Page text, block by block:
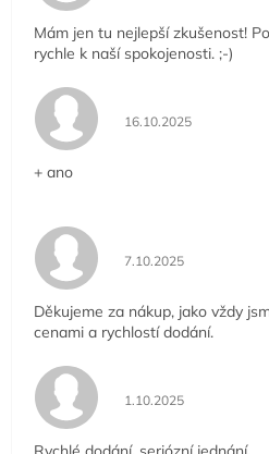
Mám jen tu nejlepší zkušenost!
rychle k naší spokojenosti. ;-)
Hodnocení obchodu
16.10.2025
+ ano
Hodnocení obchodu
7.10.2025
Děkujeme za nákup, jako vždy
cenami a rychlostí dodání.
Hodnocení obchodu
1.10.2025